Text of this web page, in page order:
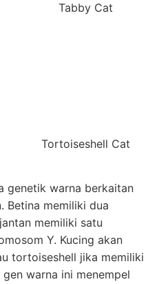
Tabby Cat
Tortoiseshell Cat
genetik warna berkaitan
Betina memiliki dua
memiliki satu
Y. Kucing akan
tortoiseshell jika memiliki
warna ini menempel